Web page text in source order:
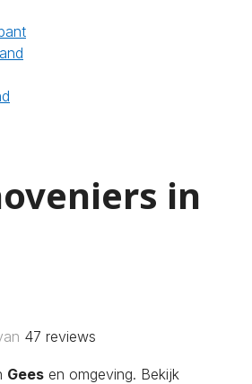
in
47 reviews
Gees en omgeving. Bekijk